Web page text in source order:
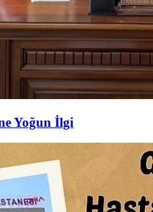
Yoğun İlgi